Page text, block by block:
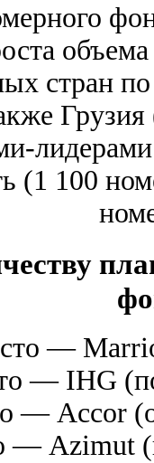
стран
(1 100
—
— IHG
— Accor
— Azimut